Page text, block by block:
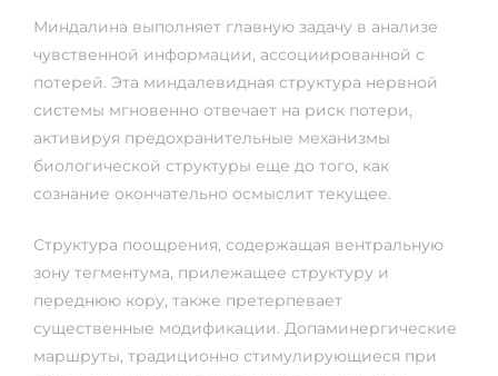
Миндалина выполняет главную задачу в анализе
чувственной информации, ассоциированной с
потерей. Эта миндалевидная структура нервной
системы мгновенно отвечает на риск потери,
активируя предохранительные механизмы
биологической структуры еще до того, как
сознание окончательно осмыслит текущее.
Структура поощрения, содержащая вентральную
зону тегментума, прилежащее структуру и
переднюю кору, также претерпевает
существенные модификации. Допаминергические
маршруты, традиционно стимулирующиеся при